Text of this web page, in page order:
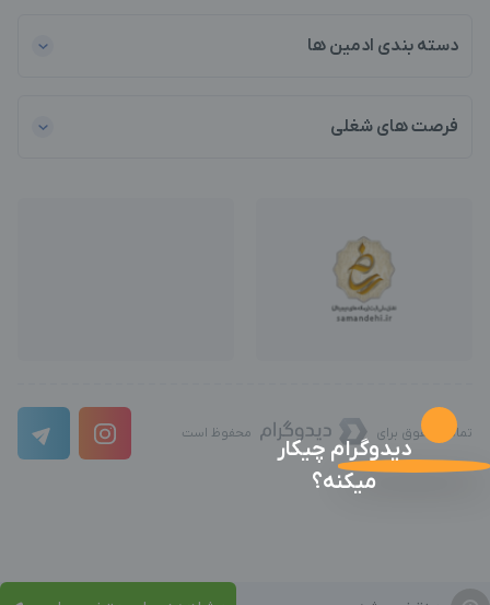
دسته بندی ادمین ها
فرصت های شغلی
تمامی حقوق برای محفوظ است
دیدوگرام چیکار
میکنه؟